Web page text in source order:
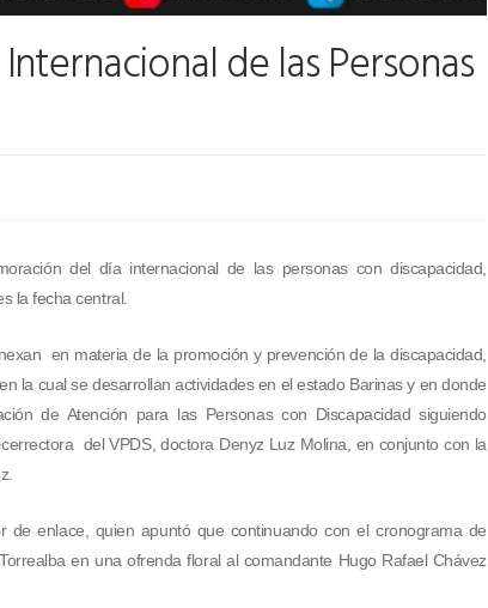
de las Personas
del día internacional de las personas con discapacidad,
la fecha central.
en materia de la promoción y prevención de la discapacidad,
la cual se desarrollan actividades en el estado Barinas y en donde
de Atención para las Personas con Discapacidad siguiendo
del VPDS, doctora Denyz Luz Molina, en conjunto con la
enlace, quien apuntó que continuando con el cronograma de
en una ofrenda floral al comandante Hugo Rafael Chávez